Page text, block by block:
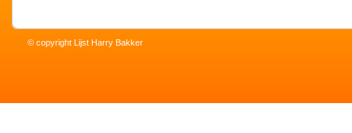
© copyright Lijst Harry Bakker